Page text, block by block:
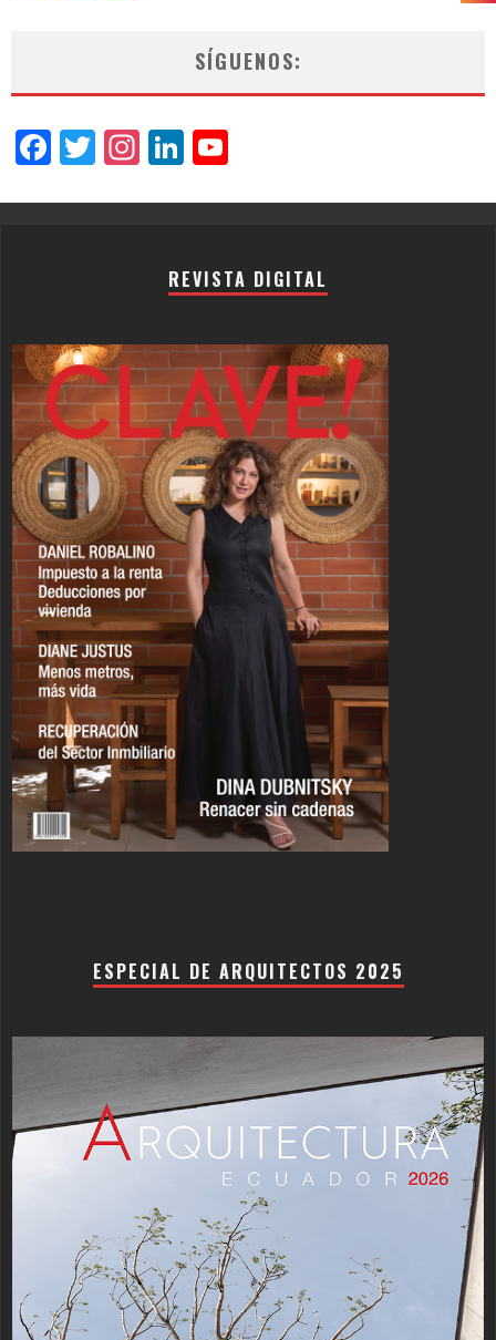
SÍGUENOS:
Facebook
Twitter
Instagram
LinkedIn
REVISTA DIGITAL
ESPECIAL DE ARQUITECTOS 2025